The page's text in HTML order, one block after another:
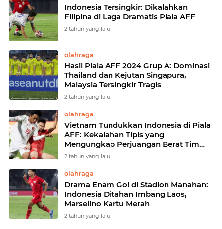
Indonesia Tersingkir: Dikalahkan
Filipina di Laga Dramatis Piala AFF
2 tahun yang lalu
olahraga
Hasil Piala AFF 2024 Grup A: Dominasi
Thailand dan Kejutan Singapura,
Malaysia Tersingkir Tragis
2 tahun yang lalu
olahraga
Vietnam Tundukkan Indonesia di Piala
AFF: Kekalahan Tipis yang
Mengungkap Perjuangan Berat Tim
Garuda
2 tahun yang lalu
olahraga
Drama Enam Gol di Stadion Manahan:
Indonesia Ditahan Imbang Laos,
Marselino Kartu Merah
2 tahun yang lalu